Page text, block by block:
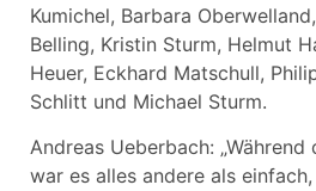
Kumichel, Barbara
Belling, Kristin Sturm, Helmut
Heuer, Eckhard Matschull,
Schlitt und Michael Sturm.
Andreas Ueberbach:
war es alles andere als